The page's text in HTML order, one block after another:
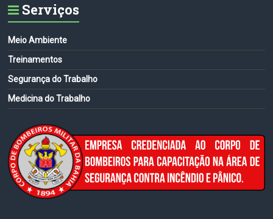
Serviços
Meio Ambiente
Treinamentos
Segurança do Trabalho
Medicina do Trabalho